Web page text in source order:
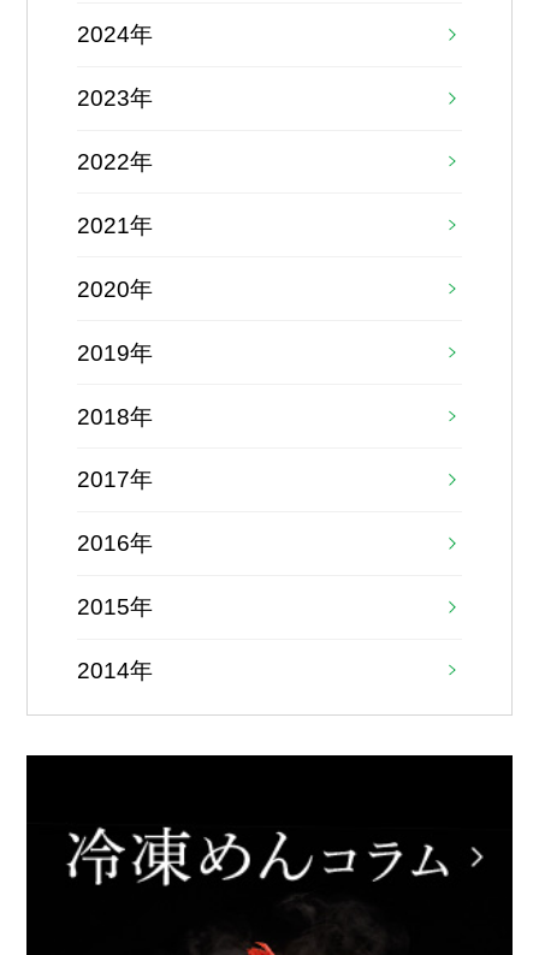
2024年
2023年
2022年
2021年
2020年
2019年
2018年
2017年
2016年
2015年
2014年